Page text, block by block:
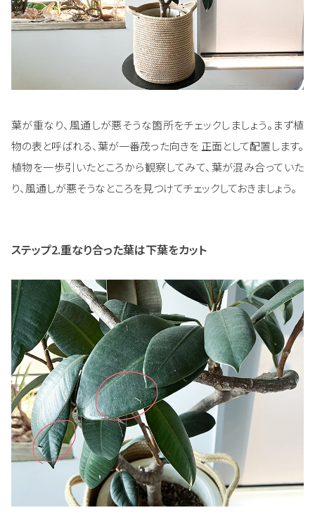
葉が重なり、風通しが悪そうな箇所をチェックしましょう。まず植
物の表と呼ばれる、葉が一番茂った向きを 正面として配置します。
植物を一歩引いたところから観察してみて、葉が混み合っていた
り、風通しが悪そうなところを見つけてチェックしておきましょう。
ステップ2.重なり合った葉は下葉をカット